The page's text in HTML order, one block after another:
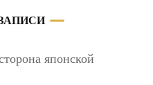
японской